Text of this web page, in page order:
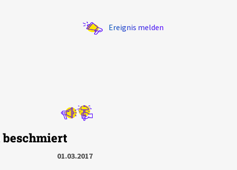
Ereignis melden
01.03.2017
Statistik